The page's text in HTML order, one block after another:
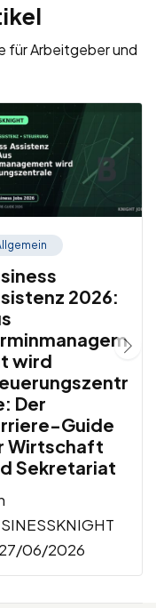
für Arbeitgeber und
2026:
wird
Der
Guide
Wirtschaft
Sekretariat
27/06/2026